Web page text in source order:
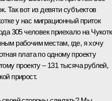
Так вот из девяти субъектов
у нас миграционный приток
305 человек приехало на
рабочим местам, где, я хочу
плата по одному проекту
проекту – 131 тысяча рублей,
прирост.